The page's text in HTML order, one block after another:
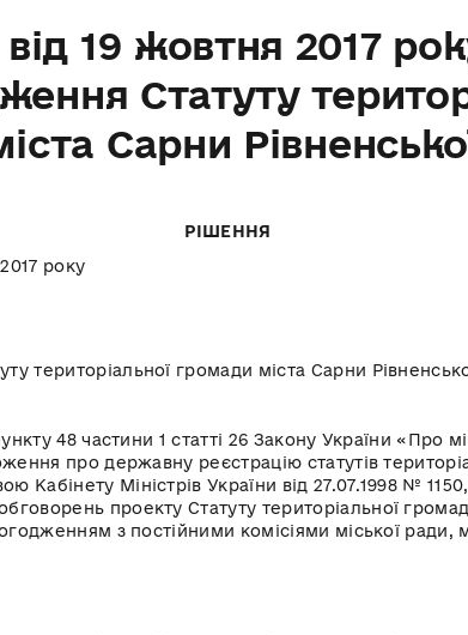
19 жовтня 2017
Статуту
Сарни
РІШЕННЯ
2017 року №
територіальної громади міста Сарни
48 частини 1 статті 26 Закону України «Про
про державну реєстрацію статутів
Кабінету Міністрів України від 27.07.1998 №
проекту Статуту територіальної
з постійними комісіями міської ради,